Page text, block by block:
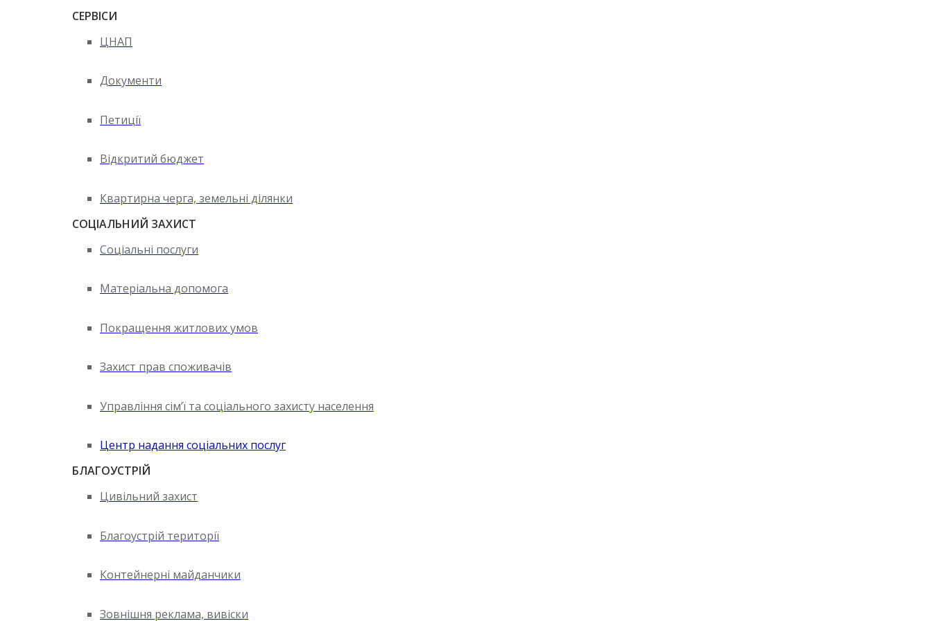
СЕРВІСИ
ЦНАП
Документи
Петиції
Відкритий бюджет
Квартирна черга, земельні ділянки
СОЦІАЛЬНИЙ ЗАХИСТ
Соціальні послуги
Матеріальна допомога
Покращення житлових умов
Захист прав споживачів
Управління сім’ї та соціального захисту населення
Центр надання соціальних послуг
БЛАГОУСТРІЙ
Цивільний захист
Благоустрій території
Контейнерні майданчики
Зовнішня реклама, вивіски